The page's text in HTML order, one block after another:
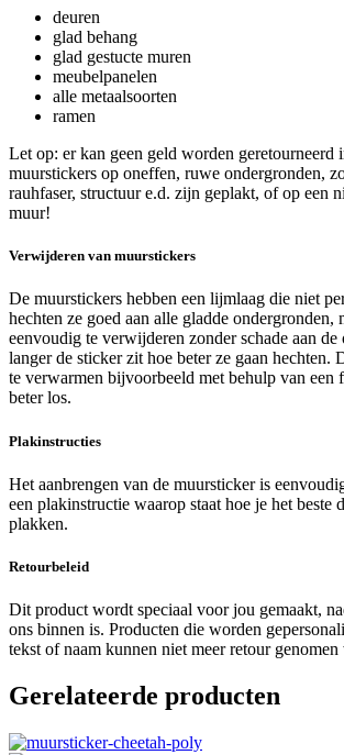
deuren
glad behang
glad gestucte muren
meubelpanelen
alle metaalsoorten
ramen
Let op: er kan geen geld worden geretourneerd
muurstickers op oneffen, ruwe ondergronden,
rauhfaser, structuur e.d. zijn geplakt, of op een
muur!
Verwijderen van muurstickers
De muurstickers hebben een lijmlaag die niet
hechten ze goed aan alle gladde ondergronden,
eenvoudig te verwijderen zonder schade aan
langer de sticker zit hoe beter ze gaan hechten.
te verwarmen bijvoorbeeld met behulp van een
beter los.
Plakinstructies
Het aanbrengen van de muursticker is
een plakinstructie waarop staat hoe je het beste
plakken.
Retourbeleid
Dit product wordt speciaal voor jou gemaakt,
ons binnen is. Producten die worden
tekst of naam kunnen niet meer retour genomen
Gerelateerde producten